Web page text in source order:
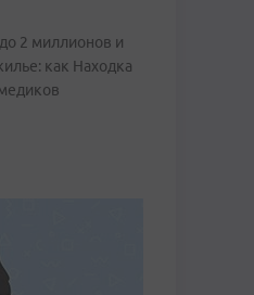
2 миллионов и
как Находка